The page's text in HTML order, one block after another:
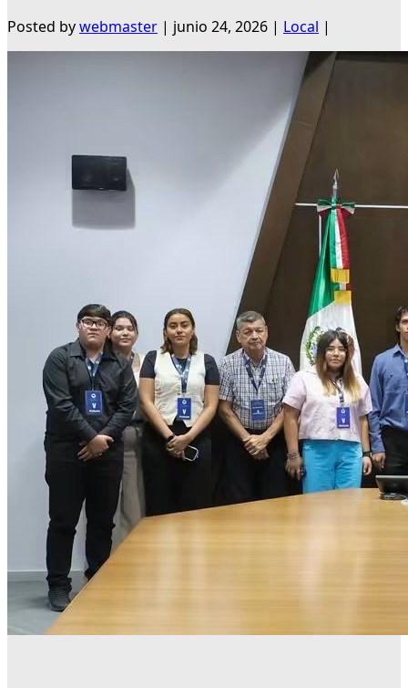
Posted bywebmaster | junio 24, 2026 | Local |